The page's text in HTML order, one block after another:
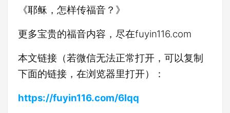
《耶稣，怎样传福音？》
更多宝贵的福音内容，尽在fuyin116.com
本文链接（若微信无法正常打开，可以复制
下面的链接，在浏览器里打开）：
https://fuyin116.com/6lqq